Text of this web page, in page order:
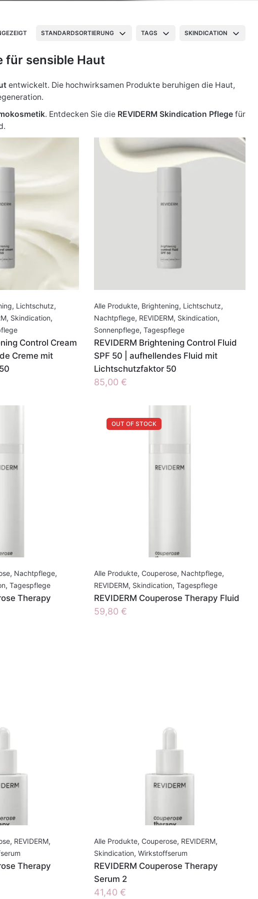
STANDARDSORTIERUNG TAGS SKINDICATION
für sensible Haut
entwickelt. Die hochwirksamen Produkte beruhigen die Haut,
. Entdecken Sie die REVIDERM Skindication Pflege für
, Lichtschutz,
, Skindication,
Control Cream
Creme mit
Alle Produkte, Brightening, Lichtschutz,
Nachtpflege, REVIDERM, Skindication,
Sonnenpflege, Tagespflege
REVIDERM Brightening Control Fluid
SPF 50 | aufhellendes Fluid mit
Lichtschutzfaktor 50
85,00 €
, Nachtpflege,
, Tagespflege
Therapy
OUT OF STOCK
Alle Produkte, Couperose, Nachtpflege,
REVIDERM, Skindication, Tagespflege
REVIDERM Couperose Therapy Fluid
59,80 €
, REVIDERM,
Therapy
Alle Produkte, Couperose, REVIDERM,
Skindication, Wirkstoffserum
REVIDERM Couperose Therapy
Serum 2
41,40 €